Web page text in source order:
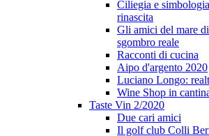
Ciliegia e
rinascita
Gli amici del mare
sgombro reale
Racconti di cucina
Aipo d'argento 2020
Luciano Longo:
Wine Shop in
Taste Vin 2/2020
Due cari amici
Il golf club Colli